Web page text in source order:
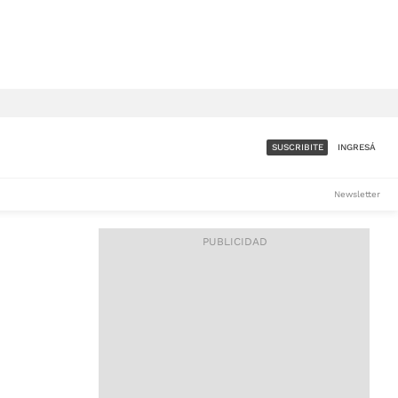
ACCESO FULL - $1.800/MES
SUSCRIBITE INGRESÁ
Newsletter